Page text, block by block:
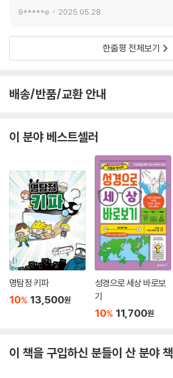
9*****e 2025.05.28.
한줄평 전체보기
배송/반품/교환 안내
이 분야 베스트셀러
명탐정 키파
10% 13,500원
성경으로 세상 바로보
기
10% 11,700원
이 책을 구입하신 분들이 산 분야 책